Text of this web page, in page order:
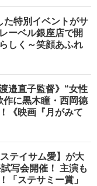
た特別イベントがサ
ーベル銀座店で開
しく～笑顔あふれ
邉直子監督》“女性
作に黒木瞳・西岡德
《映画『月がみて
テイサム愛】が大
写会開催！ 主演も
「ステサミー賞」